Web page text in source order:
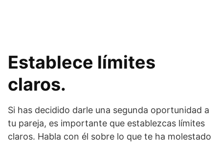
Establece límites
claros.
Si has decidido darle una segunda oportunidad a
tu pareja, es importante que establezcas límites
claros. Habla con él sobre lo que te ha molestado